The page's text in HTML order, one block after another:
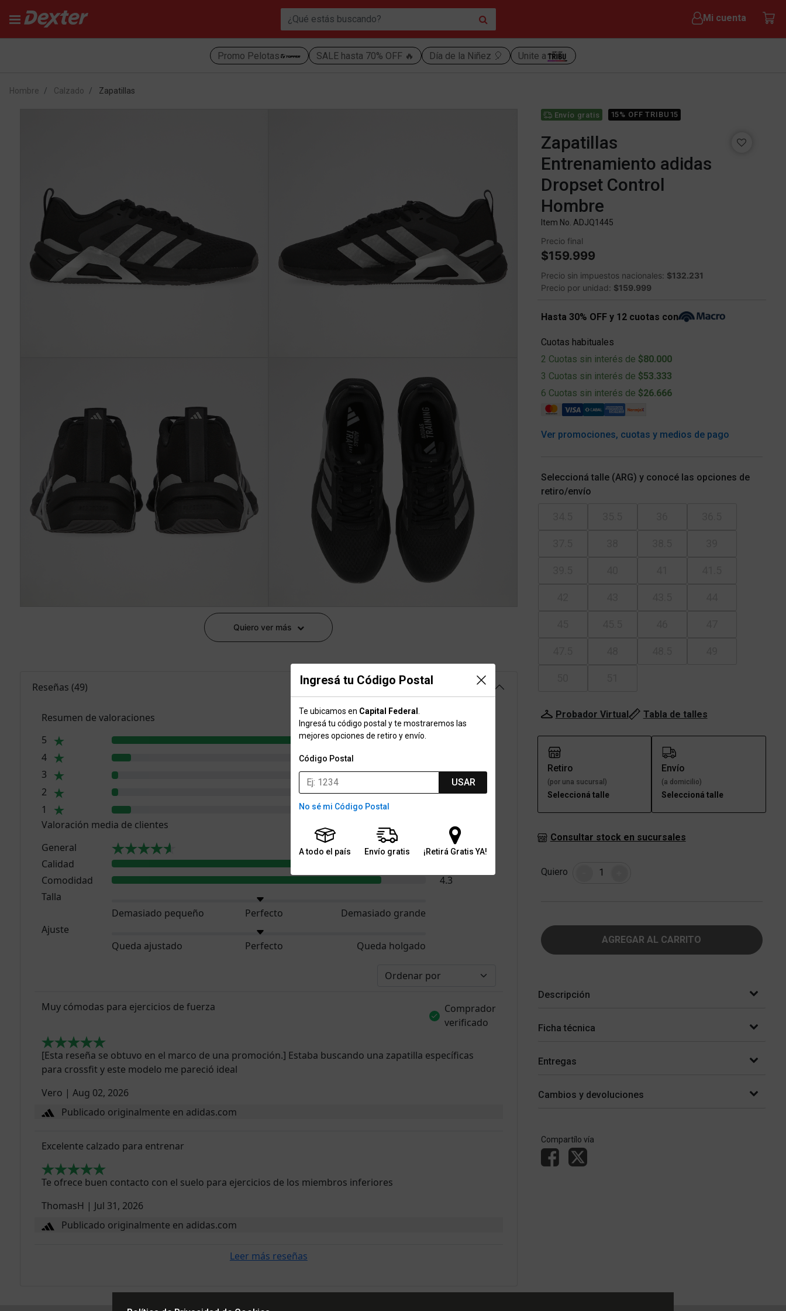
Mi cuenta
Promo Pelotas SALE hasta 70% OFF 🔥 Día de la Niñez 🎈 Unite a
Ingresá tu Código Postal
Te ubicamos en Capital Federal
Ingresá tu código postal y te mostraremos las
mejores opciones de retiro y envío.
Código Postal
USAR
No sé mi Código Postal
A todo el país Envío gratis ¡Retirá Gratis YA!
Hombre Calzado Zapatillas
Quiero ver más
Reseñas (49) 4.6
Resumen de valoraciones
5
4
3
1
2
1
1
Valoración media de clientes
General
4.6
Calidad
Comodidad
4.3
Talla
Demasiado pequeño
Perfecto
Demasiado grande
Ajuste
Queda ajustado
Perfecto Queda holgado
Muy cómodas para ejercicios de fuerza
Comprador
verificado
[Esta reseña se obtuvo en el marco de una promoción.] Estaba buscando una zapatilla específicas
para crossfit y este modelo me pareció ideal
Vero | Aug 02, 2026
Publicado originalmente en adidas.com
Excelente calzado para entrenar
Te ofrece buen contacto con el suelo para ejercicios de los miembros inferiores
ThomasH | Jul 31, 2026
Publicado originalmente en adidas.com
Leer más reseñas
Envío gratis 15% OFF TRIBU15
Zapatillas
Entrenamiento adidas
Dropset Control
Hombre
Item No. ADJQ1445
Precio final
$159.999
Precio sin impuestos nacionales: $132.231
Precio por unidad: $159.999
Hasta 30% OFF y 12 cuotas con
Cuotas habituales
2 Cuotas sin interés de $80.000
3 Cuotas sin interés de $53.333
6 Cuotas sin interés de $26.666
Ver promociones, cuotas y medios de pago
Seleccioná talle (ARG) y conocé las opciones de
retiro/envío
Probador Virtual Tabla de talles
Retiro
(por una sucursal)
Seleccioná talle
Envío
(a domicilio)
Seleccioná talle
Consultar stock en sucursales
Quiero Cantidad
AGREGAR AL CARRITO
Descripción
Ficha técnica
Entregas
Cambios y devoluciones
Compartílo vía